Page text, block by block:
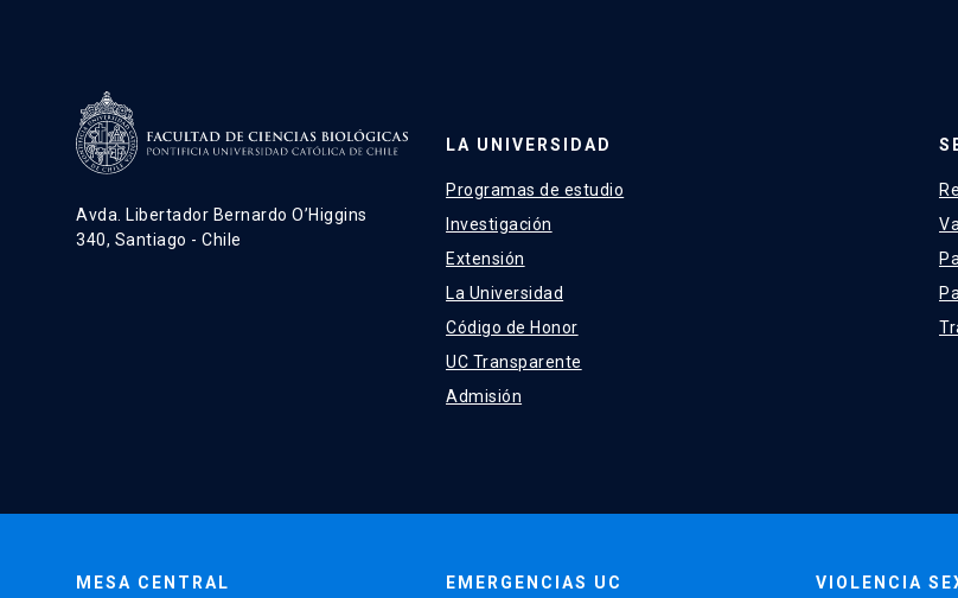
Avda. Libertador Bernardo O’Higgins
340, Santiago - Chile
LA UNIVERSIDAD
Programas de estudio
Investigación
Extensión
La Universidad
Código de Honor
UC Transparente
Admisión
MESA CENTRAL EMERGENCIAS UC VIOLENCIA